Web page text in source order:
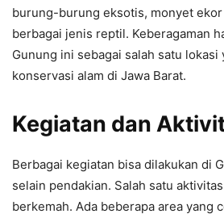
burung-burung eksotis, monyet ekor
berbagai jenis reptil. Keberagaman
Gunung ini sebagai salah satu
konservasi alam di Jawa Barat.
Kegiatan dan
Berbagai kegiatan bisa dilakukan di
selain pendakian. Salah satu
berkemah. Ada beberapa area yang